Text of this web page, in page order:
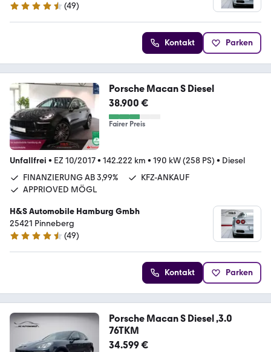
4.6 Sterne
(49)
Kontakt Parken
Porsche Macan S Diesel
38.900 €
Fairer Preis
Unfallfrei • EZ 10/2017• 142.222 km • 190 kW (258 PS) • Diesel
FINANZIERUNG AB 3,99%
KFZ-ANKAUF
APPRIOVED MÖGL
H&S Automobile Hamburg Gmbh
25421 Pinneberg
4.6 Sterne
(49)
Kontakt Parken
Porsche Macan S Diesel ,3.0
76TKM
34.599 €